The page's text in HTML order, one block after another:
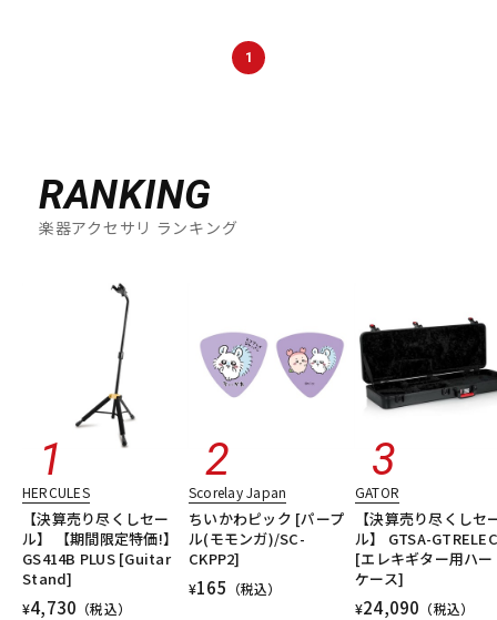
1
RANKING
楽器アクセサリ ランキング
HERCULES
【決算売り尽くしセー
ル】 【期間限定特価!】
GS414B PLUS [Guitar
Stand]
¥4,730 （税込）
Scorelay Japan
ちいかわピック [パープ
ル(モモンガ)/SC-
CKPP2]
¥165 （税込）
GATOR
【決算売り尽くしセ
ル】 GTSA-GTRELEC
[エレキギター用ハー
ケース]
¥24,090 （税込）